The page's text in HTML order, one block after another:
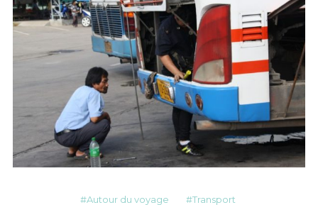
Autour du voyage Transport